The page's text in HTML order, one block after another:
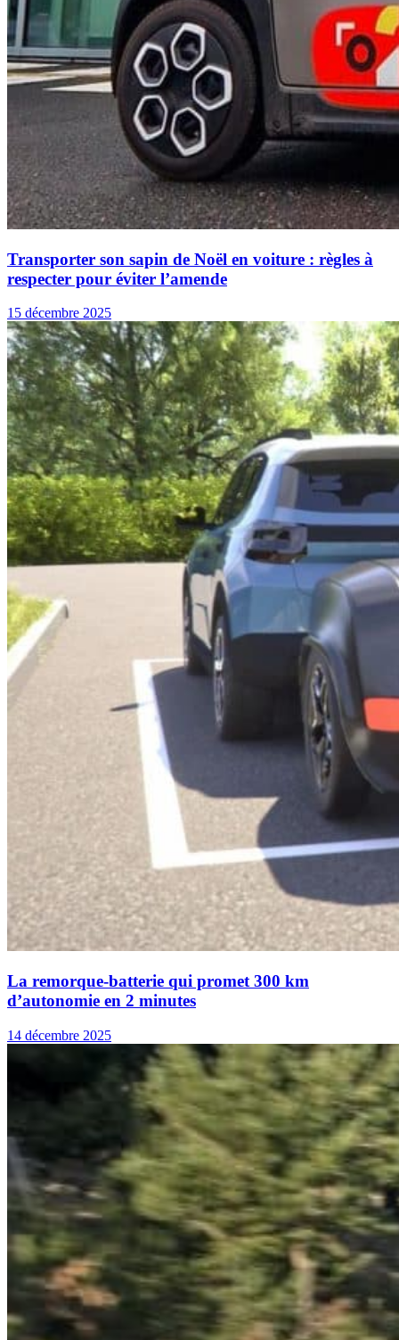
Transporter son sapin de Noël en voiture : règles à
respecter pour éviter l’amende
15 décembre 2025
La remorque-batterie qui promet 300 km
d’autonomie en 2 minutes
14 décembre 2025